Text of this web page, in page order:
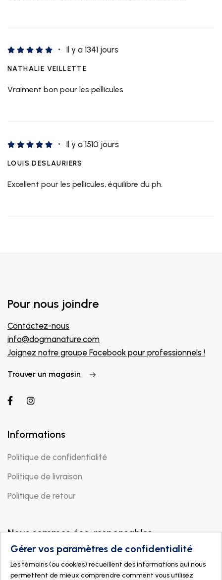
Il y a 1341 jours
NATHALIE VEILLETTE
Vraiment bon pour les pellicules
Il y a 1510 jours
LOUIS DESLAURIERS
Excellent pour les pellicules, équilibre du ph.
Pour nous joindre
Contactez-nous
info@dogmanature.com
Joignez notre groupe Facebook pour professionnels !
Trouver un magasin
Informations
Politique de confidentialité
Politique de livraison
Politique de retour
Nous sommes éco-responsables
Gérer vos paramètres de confidentialité
Les témoins (ou cookies) recueillent des informations qui nous
permettent de mieux comprendre comment vous utilisez